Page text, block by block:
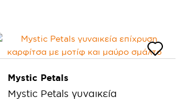
Mystic Petals
Mystic Petals γυναικεία